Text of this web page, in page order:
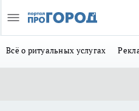
Всё о ритуальных услугах